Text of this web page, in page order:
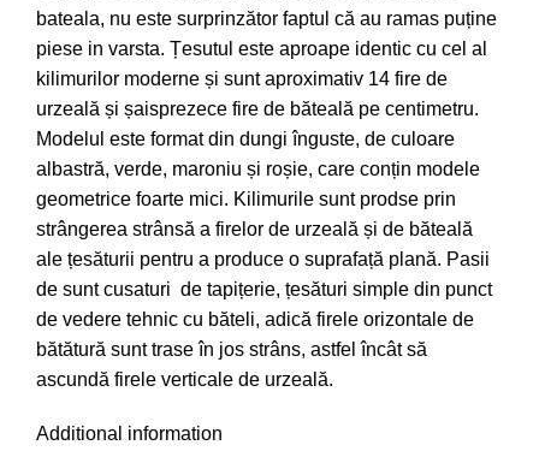
bateala, nu este surprinzător faptul că au ramas puține
piese in varsta. Țesutul este aproape identic cu cel al
kilimurilor moderne și sunt aproximativ 14 fire de
urzeală și șaisprezece fire de băteală pe centimetru.
Modelul este format din dungi înguste, de culoare
albastră, verde, maroniu și roșie, care conțin modele
geometrice foarte mici. Kilimurile sunt prodse prin
strângerea strânsă a firelor de urzeală și de băteală
ale țesăturii pentru a produce o suprafață plană. Pasii
de sunt cusaturi de tapițerie, țesături simple din punct
de vedere tehnic cu băteli, adică firele orizontale de
bătătură sunt trase în jos strâns, astfel încât să
ascundă firele verticale de urzeală.
Additional information